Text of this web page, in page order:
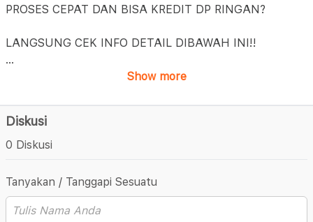
PROSES CEPAT DAN BISA KREDIT DP RINGAN?
LANGSUNG CEK INFO DETAIL DIBAWAH INI!!
...
Show more
Diskusi
0 Diskusi
Tanyakan / Tanggapi Sesuatu